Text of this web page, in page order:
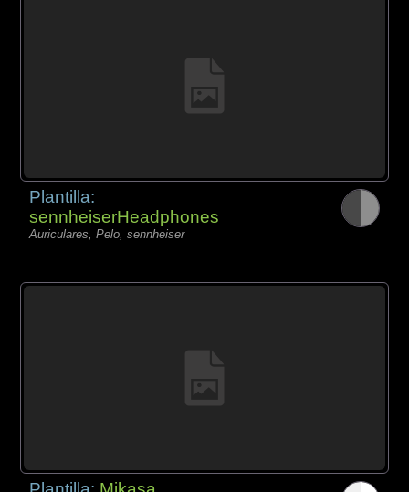
Plantilla:
sennheiserHeadphones
Auriculares, Pelo, sennheiser